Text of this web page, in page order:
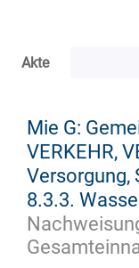
Akte
Mie G:
VERKEHR,
Versorgung,
8.3.3.